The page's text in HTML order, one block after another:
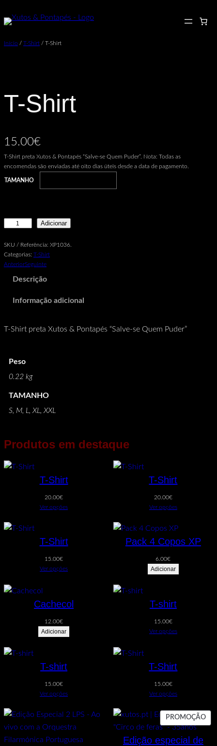
para
conteúdo
Início / T-Shirt / T-Shirt
T-Shirt
15.00€
T-Shirt preta Xutos & Pontapés “Salve-se Quem Puder”. Nota: Todas as
encomendas são enviadas até oito dias úteis desde a data de pagamento.
TAMANHO
a
n
Adicionar
SKU / Referência: XP1036.
Categorias: T-Shirt
AnteriorSeguinte
Descrição
Informação adicional
T-Shirt preta Xutos & Pontapés “Salve-se Quem Puder”
Peso
0.22 kg
TAMANHO
S, M, L, XL, XXL
Produtos em destaque
T-Shirt
20.00€
Ver opções
T-Shirt
20.00€
Ver opções
T-Shirt
15.00€
Ver opções
Pack 4 Copos XP
6.00€
Adicionar
Cachecol
12.00€
Adicionar
T-shirt
15.00€
Ver opções
T-shirt
15.00€
Ver opções
T-Shirt
15.00€
Ver opções
PROMOÇÃO
Edição especial de